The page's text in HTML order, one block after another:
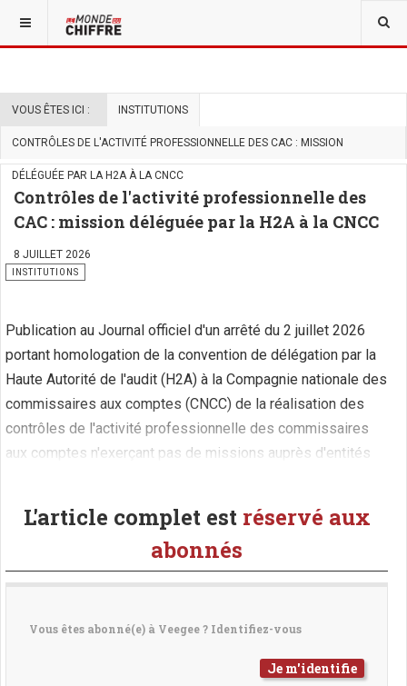
VOUS ÊTES ICI : INSTITUTIONS
CONTRÔLES DE L'ACTIVITÉ PROFESSIONNELLE DES CAC : MISSION
DÉLÉGUÉE PAR LA H2A À LA CNCC
Contrôles de l'activité professionnelle des
CAC : mission déléguée par la H2A à la CNCC
8 JUILLET 2026
INSTITUTIONS
Publication au Journal officiel d'un arrêté du 2 juillet 2026
portant homologation de la convention de délégation par la
Haute Autorité de l'audit (H2A) à la Compagnie nationale des
commissaires aux comptes (CNCC) de la réalisation des
contrôles de l'activité professionnelle des commissaires
aux comptes n'exerçant pas de missions auprès d'entités
L'article complet est réservé aux
abonnés
Vous êtes abonné(e) à Veegee ? Identifiez-vous
Je m'identifie